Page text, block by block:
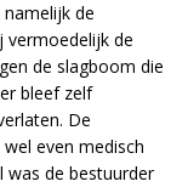
de
vermoedelijk de
de slagboom die
bleef zelf
De
even medisch
was de bestuurder